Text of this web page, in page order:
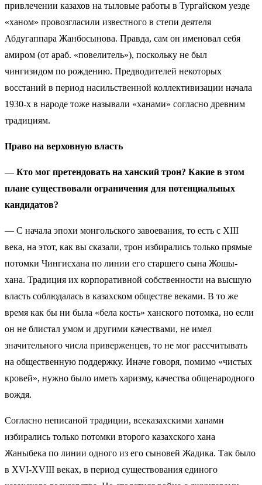
привлечении казахов на тыловые работы в Тургайском уезде
«ханом» провозгласили известного в степи деятеля
Абдугаппара Жанбосынова. Правда, сам он именовал себя
амиром (от араб. «повелитель»), поскольку не был
чингизидом по рождению. Предводителей некоторых
восстаний в период насильственной коллективизации начала
1930-х в народе тоже называли «ханами» согласно древним
традициям.
Право на верховную власть
— Кто мог претендовать на ханский трон? Какие в этом
плане существовали ограничения для потенциальных
кандидатов?
— С начала эпохи монгольского завоевания, то есть с XIII
века, на этот, как вы сказали, трон избирались только прямые
потомки Чингисхана по линии его старшего сына Жошы-
хана. Традиция их корпоративной собственности на высшую
власть соблюдалась в казахском обществе веками. В то же
время как бы ни была «бела кость» ханского потомка, но если
он не блистал умом и другими качествами, не имел
значительного числа приверженцев, то не мог рассчитывать
на общественную поддержку. Иначе говоря, помимо «чистых
кровей», нужно было иметь харизму, качества общенародного
вождя.
Согласно неписаной традиции, всеказахскими ханами
избирались только потомки второго казахского хана
Жаныбека по линии одного из его сыновей Жадика. Так было
в XVI-XVIII веках, в период существования единого